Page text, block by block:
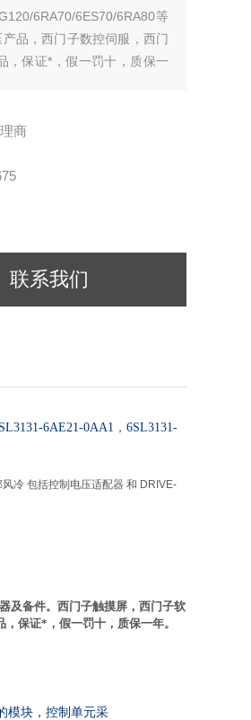
6RA70/6ES70/6RA80等
品，西门子数控伺服，西门
，保证*，假一罚十，质保一
商
联系我们
6AE21-0AA1 ， 6SL3131-
冷 包括控制电压适配器 和 DRIVE-
及备件。西门子触摸屏，西门子软
保证*，假一罚十，质保一年。
模块，控制单元采